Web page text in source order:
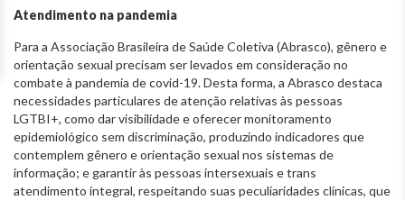
Atendimento na pandemia
Para a Associação Brasileira de Saúde Coletiva (Abrasco), gênero e
orientação sexual precisam ser levados em consideração no
combate à pandemia de covid-19. Desta forma, a Abrasco destaca
necessidades particulares de atenção relativas às pessoas
LGTBI+, como dar visibilidade e oferecer monitoramento
epidemiológico sem discriminação, produzindo indicadores que
contemplem gênero e orientação sexual nos sistemas de
informação; e garantir às pessoas intersexuais e trans
atendimento integral, respeitando suas peculiaridades clínicas, que